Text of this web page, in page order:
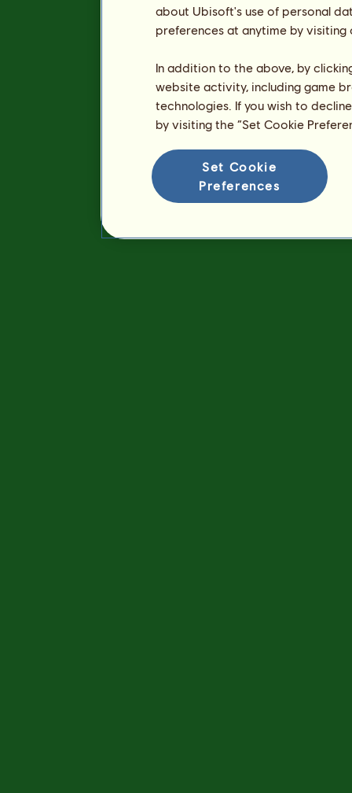
about Ubisoft's use of personal
preferences at anytime by
In addition to the above, by
website activity, including game
technologies. If you wish to
by visiting the “Set Cookie
Set Cookie
Preferences